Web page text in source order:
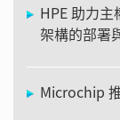
HPE 助力
架構的部署
Microchip